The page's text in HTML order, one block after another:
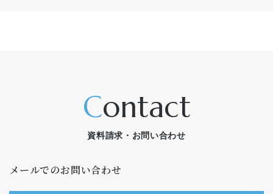
contact
資料請求・お問い合わせ
メールでのお問い合わせ